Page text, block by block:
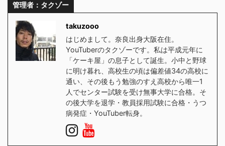
管理者：タクゾー
takuzooo
はじめまして。奈良出身大阪在住。
YouTuberのタクゾーです。私は平成元年に
「ケーキ屋」の息子として誕生。小中と野球
に明け暮れ、高校生の頃は偏差値34の高校に
通い、その後もう勉強のすえ高校から唯一1
人でセンター試験を受け無事大学に合格。そ
の後大学を退学・教員採用試験に合格・うつ
病発症・YouTuber転身。